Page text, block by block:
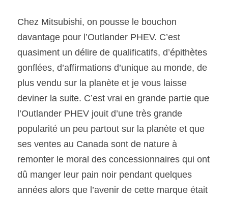
Chez Mitsubishi, on pousse le bouchon
davantage pour l’Outlander PHEV. C’est
quasiment un délire de qualificatifs, d’épithètes
gonflées, d’affirmations d’unique au monde, de
plus vendu sur la planète et je vous laisse
deviner la suite. C’est vrai en grande partie que
l’Outlander PHEV jouit d’une très grande
popularité un peu partout sur la planète et que
ses ventes au Canada sont de nature à
remonter le moral des concessionnaires qui ont
dû manger leur pain noir pendant quelques
années alors que l’avenir de cette marque était